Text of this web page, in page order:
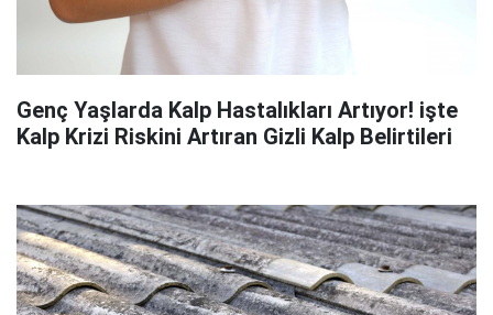
Genç Yaşlarda Kalp Hastalıkları Artıyor! işte
Kalp Krizi Riskini Artıran Gizli Kalp Belirtileri